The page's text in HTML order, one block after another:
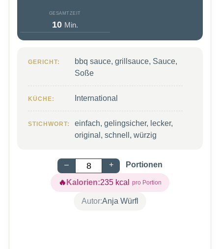
GESAMTZEIT
10Minuten
Min.
GERICHT:
bbq sauce, grillsauce, Sauce,
Soße
KÜCHE: International
STICHWORT:
einfach, gelingsicher, lecker,
original, schnell, würzig
– + Portionen
Kalorien:235 kcal
Autor:Anja Würfl